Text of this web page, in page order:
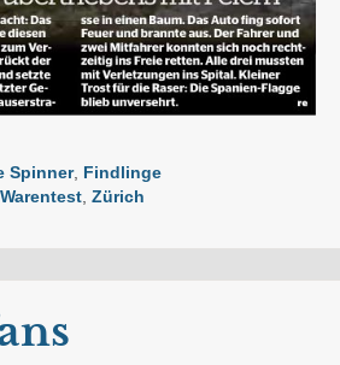
Spinner, Findlinge
Warentest Zürich